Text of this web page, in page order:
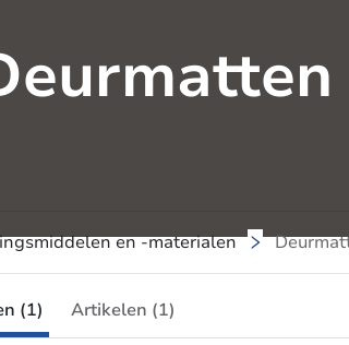
en -materialen
(1) Artikelen (1)